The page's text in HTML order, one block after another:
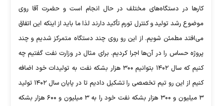
کار‌ها در دستگاه‌های مختلف در حال انجام است و حضرت آقا روی
موضوع رشد تولید و کنترل تورم تأکید دارند لذا ما باید از اینکه این اتفاق
می‌افتد مطمئن شویم. از این رو روی چند دستگاه متمرکز شدیم و چند
پروژه حساس را در آن‌ها اجرا کردیم. برای مثال در وزارت نفت گفتیم چه
کنیم که سال ۱۴۰۲ بتوانیم ۳۰۰ هزار بشکه نفت به تولیدات خود اضافه
کنیم از این رو تیم تخصصی را تشکیل دادیم تا در پایان سال ۱۴۰۲ تولید
۳ میلیون و ۳۰۰ هزار بشکه نفت خود را به ۳ میلیون و ۶۰۰ هزار بشکه